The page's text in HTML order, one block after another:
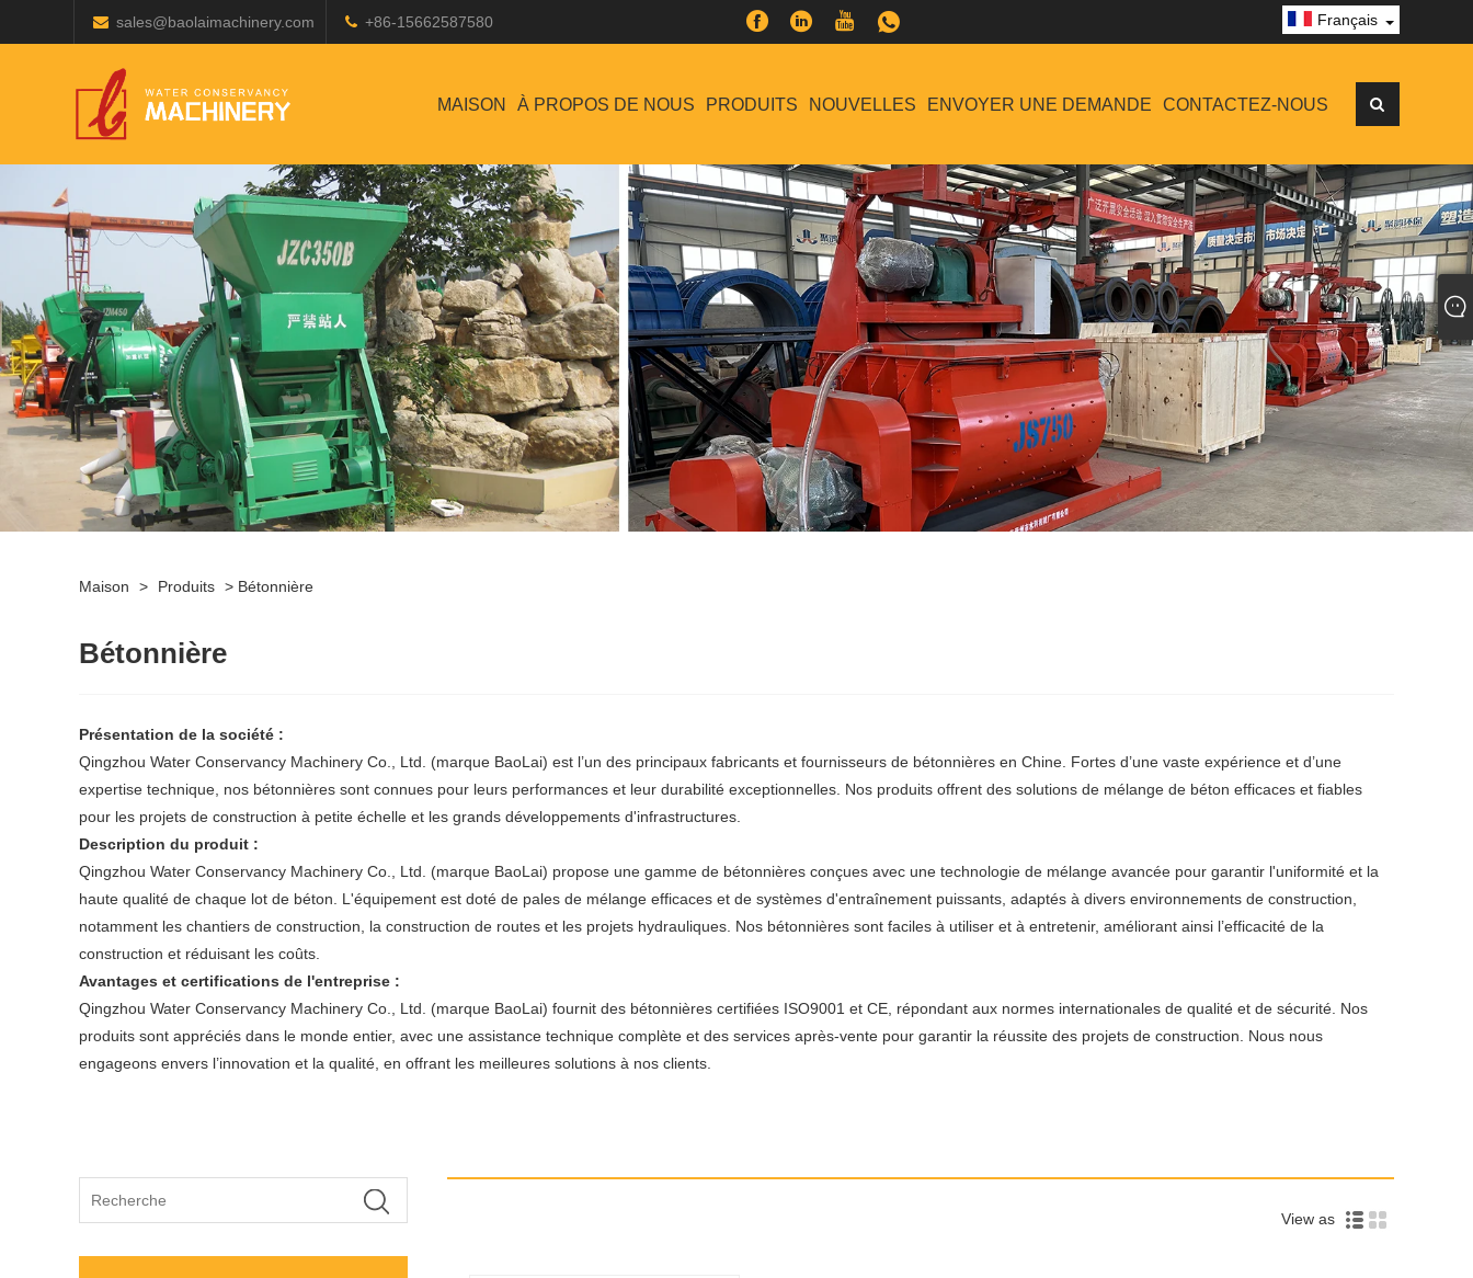
sales@baolaimachinery.com +86-15662587580 Français
MAISON À PROPOS DE NOUS PRODUITS NOUVELLES ENVOYER UNE DEMANDE CONTACTEZ-NOUS
Maison > Produits > Bétonnière
Bétonnière
Présentation de la société :
Qingzhou Water Conservancy Machinery Co., Ltd. (marque BaoLai) est l’un des principaux fabricants et fournisseurs de bétonnières en Chine. Fortes d’une vaste expérience et d’une
expertise technique, nos bétonnières sont connues pour leurs performances et leur durabilité exceptionnelles. Nos produits offrent des solutions de mélange de béton efficaces et fiables
pour les projets de construction à petite échelle et les grands développements d'infrastructures.
Description du produit :
Qingzhou Water Conservancy Machinery Co., Ltd. (marque BaoLai) propose une gamme de bétonnières conçues avec une technologie de mélange avancée pour garantir l'uniformité et la
haute qualité de chaque lot de béton. L'équipement est doté de pales de mélange efficaces et de systèmes d'entraînement puissants, adaptés à divers environnements de construction,
notamment les chantiers de construction, la construction de routes et les projets hydrauliques. Nos bétonnières sont faciles à utiliser et à entretenir, améliorant ainsi l’efficacité de la
construction et réduisant les coûts.
Avantages et certifications de l'entreprise :
Qingzhou Water Conservancy Machinery Co., Ltd. (marque BaoLai) fournit des bétonnières certifiées ISO9001 et CE, répondant aux normes internationales de qualité et de sécurité. Nos
produits sont appréciés dans le monde entier, avec une assistance technique complète et des services après-vente pour garantir la réussite des projets de construction. Nous nous
engageons envers l’innovation et la qualité, en offrant les meilleures solutions à nos clients.
View as